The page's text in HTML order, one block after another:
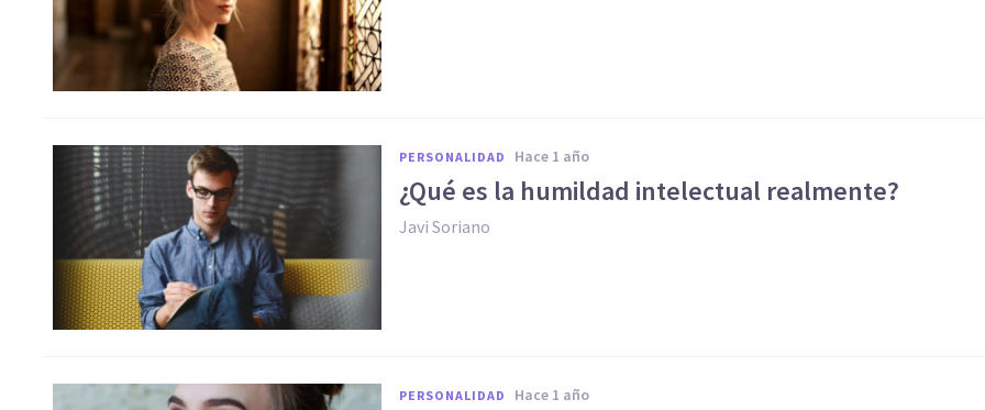
PERSONALIDAD hace 1 año
¿Qué es la humildad intelectual realmente?
Javi Soriano
PERSONALIDAD hace 1 año